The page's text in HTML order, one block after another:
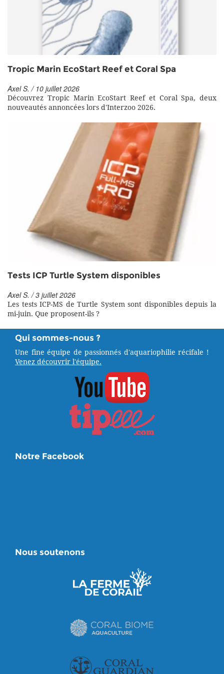
Tropic Marin EcoStart Reef et Coral Spa
Axel S. / 10 juillet 2026
Découvrez Tropic Marin EcoStart Reef et Coral Spa, deux
nouveautés annoncées lors d'Interzoo 2026.
Tests ICP Turtle System disponibles
Axel S. / 3 juillet 2026
Les tests ICP-MS de Turtle System sont disponibles depuis la
mi-juin. Que proposent-ils ?
Qui sommes-nous ?
Une fine équipe de passionnés d'aquariophilie récifale !
Venez découvrir l'équipe.
Notre Facebook
Nous soutenons